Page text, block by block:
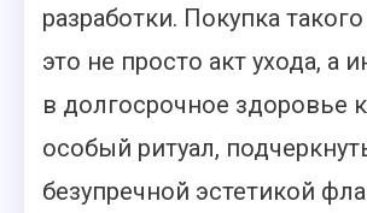
разработки. Покупка
это не просто акт ухода, а
в долгосрочное здоровье
особый ритуал,
безупречной эстетикой